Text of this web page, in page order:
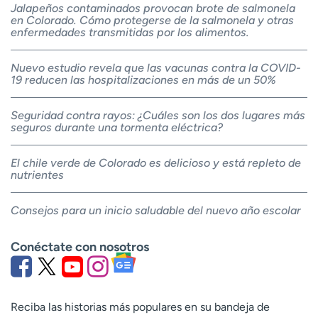
Jalapeños contaminados provocan brote de salmonela
en Colorado. Cómo protegerse de la salmonela y otras
enfermedades transmitidas por los alimentos.
Nuevo estudio revela que las vacunas contra la COVID-
19 reducen las hospitalizaciones en más de un 50%
Seguridad contra rayos: ¿Cuáles son los dos lugares más
seguros durante una tormenta eléctrica?
El chile verde de Colorado es delicioso y está repleto de
nutrientes
Consejos para un inicio saludable del nuevo año escolar
Conéctate con nosotros
Reciba las historias más populares en su bandeja de